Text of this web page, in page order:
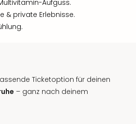
Aufguss.
& private Erlebnisse.
Ticketoption für deinen
– ganz nach deinem